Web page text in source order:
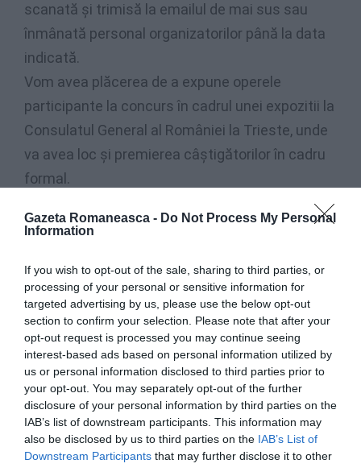
Gazeta Romaneasca - Do Not Process My Personal
Information
If you wish to opt-out of the sale, sharing to third parties, or
processing of your personal or sensitive information for
targeted advertising by us, please use the below opt-out
section to confirm your selection. Please note that after your
opt-out request is processed you may continue seeing
interest-based ads based on personal information utilized by
us or personal information disclosed to third parties prior to
your opt-out. You may separately opt-out of the further
disclosure of your personal information by third parties on the
IAB’s list of downstream participants. This information may
also be disclosed by us to third parties on the IAB’s List of
Downstream Participants that may further disclose it to other
scanată și trimisă la emailul de mai sus sau
înmânată personal organizatorilor până la data
indicată.
Vom avea plăcerea de a expune operele
participante la concurs în cadrul unei expozitii la
Consulatul General al României la Trieste, unde
va avea loc și premierea câștigătorilor în cadru
formal.
emailassociazione.danubio@gmail.com sau